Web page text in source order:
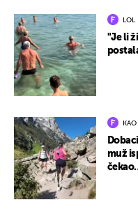
LOL
"Je li
muž